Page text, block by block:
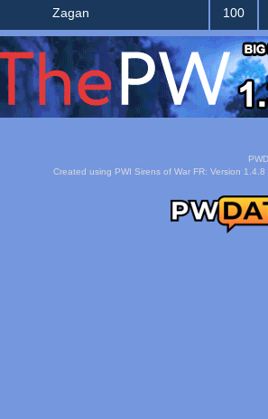
Zagan 100
Created using PWI Sirens of War FR: Version